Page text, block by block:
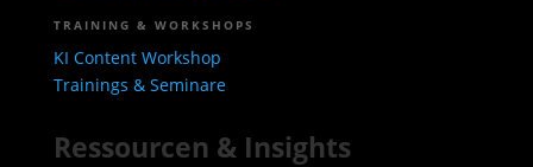
TRAINING & WORKSHOPS
KI Content Workshop
Trainings & Seminare
Ressourcen & Insights